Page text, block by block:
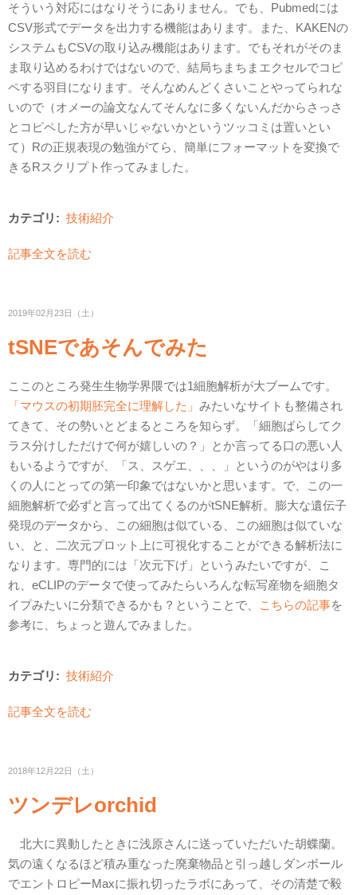
そういう対応にはなりそうにありません。でも、Pubmedには
CSV形式でデータを出力する機能はあります。また、KAKENの
システムもCSVの取り込み機能はあります。でもそれがそのま
ま取り込めるわけではないので、結局ちまちまエクセルでコピ
ペする羽目になります。そんなめんどくさいことやってられな
いので（オメーの論文なんてそんなに多くないんだからさっさ
とコピペした方が早いじゃないかというツッコミは置いとい
て）Rの正規表現の勉強がてら、簡単にフォーマットを変換で
きるRスクリプト作ってみました。
カテゴリ: 技術紹介
記事全文を読む
2019年02月23日（土）
tSNEであそんでみた
ここのところ発生生物学界隈では1細胞解析が大ブームです。
「マウスの初期胚完全に理解した」 みたいなサイトも整備され
てきて、その勢いとどまるところを知らず。「細胞ばらしてク
ラス分けしただけで何が嬉しいの？」とか言ってる口の悪い人
もいるようですが、「ス、スゲエ、、、」というのがやはり多
くの人にとっての第一印象ではないかと思います。で、この一
細胞解析で必ずと言って出てくるのがtSNE解析。膨大な遺伝子
発現のデータから、この細胞は似ている、この細胞は似ていな
い、と、二次元プロット上に可視化することができる解析法に
なります。専門的には「次元下げ」というみたいですが、こ
れ、eCLIPのデータで使ってみたらいろんな転写産物を細胞タ
イプみたいに分類できるかも？ということで、
こちらの記事を
参考に、ちょっと遊んでみました。
カテゴリ: 技術紹介
記事全文を読む
2018年12月22日（土）
ツンデレorchid
北大に異動したときに浅原さんに送っていただいた胡蝶蘭。
気の遠くなるほど積み重なった廃棄物品と引っ越しダンボール
でエントロピーMaxに振れ切ったラボにあって、その清楚で毅